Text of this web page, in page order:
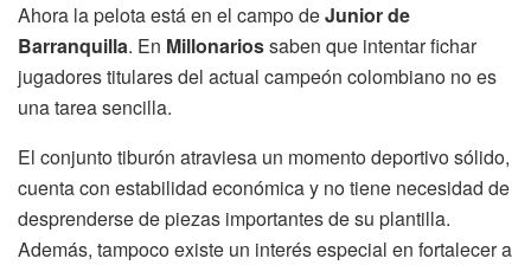
Ahora la pelota está en el campo deJunior de
Barranquilla. En Millonariossaben que intentar fichar
jugadores titulares del actual campeón colombiano no es
una tarea sencilla.
El conjunto tiburón atraviesa un momento deportivo sólido,
cuenta con estabilidad económica y no tiene necesidad de
desprenderse de piezas importantes de su plantilla.
Además, tampoco existe un interés especial en fortalecer a